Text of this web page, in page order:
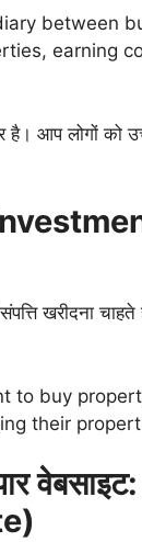
between
earning
आप लोगों को
खरीदना
to buy
their